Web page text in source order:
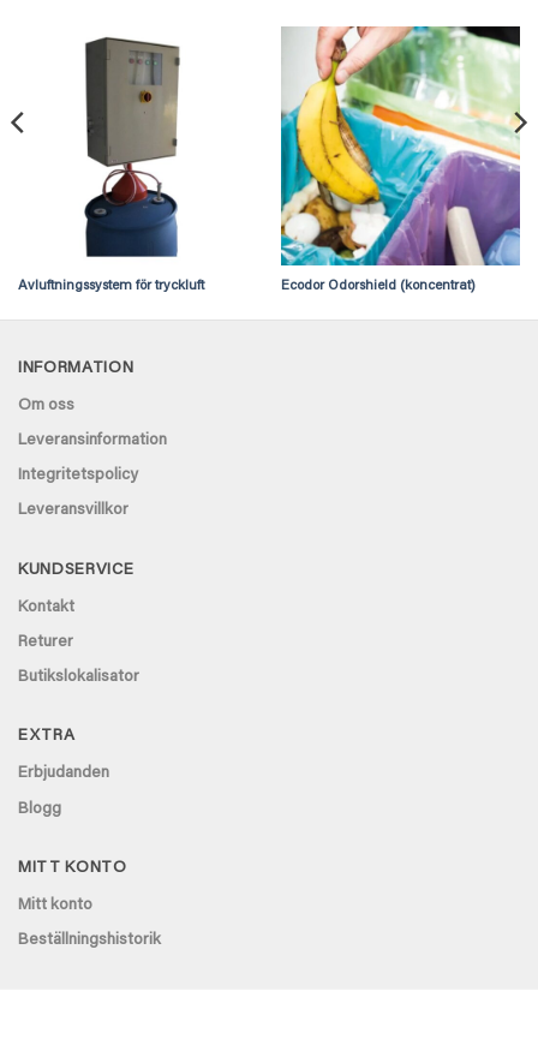
Avluftningssystem för tryckluft Ecodor Odorshield (koncentrat)
INFORMATION
Om oss
Leveransinformation
Integritetspolicy
Leveransvillkor
KUNDSERVICE
Kontakt
Returer
Butikslokalisator
EXTRA
Erbjudanden
Blogg
MITT KONTO
Mitt konto
Beställningshistorik